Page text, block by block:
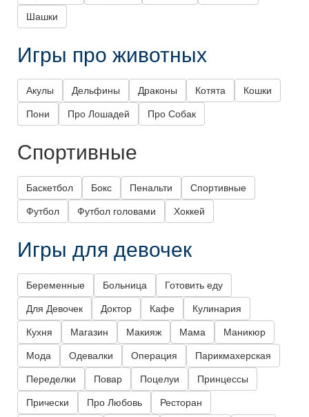
Шашки
Игры про животных
Акулы Дельфины Драконы Котята Кошки
Пони Про Лошадей Про Собак
Спортивные
Баскетбол Бокс Пенальти Спортивные
Футбол Футбол головами Хоккей
Игры для девочек
Беременные Больница Готовить еду
Для Девочек Доктор Кафе Кулинария
Кухня Магазин Макияж Мама Маникюр
Мода Одевалки Операция Парикмахерская
Переделки Повар Поцелуи Принцессы
Прически Про Любовь Ресторан